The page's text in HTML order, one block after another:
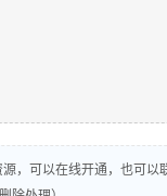
，可以在线开通，也可